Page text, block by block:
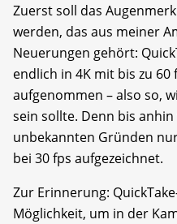
Zuerst soll das
werden, das aus meiner
Neuerungen gehört:
endlich in 4K mit bis zu
aufgenommen – also so,
sein sollte. Denn bis
unbekannten Gründen
bei 30 fps aufgezeichnet.
Zur Erinnerung:
Möglichkeit, um in der